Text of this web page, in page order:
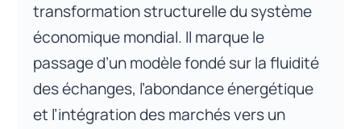
transformation structurelle du système
économique mondial. Il marque le
passage d’un modèle fondé sur la fluidité
des échanges, l’abondance énergétique
et l’intégration des marchés vers un